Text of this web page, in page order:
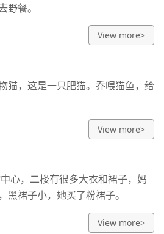
野餐。
View more>
猫，这是一只肥猫。乔喂猫鱼，给
View more>
心，二楼有很多大衣和裙子，妈
黑裙子小，她买了粉裙子。
View more>